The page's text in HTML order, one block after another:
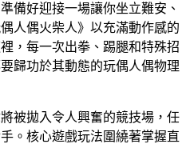
備好迎接一場讓你坐立難安、
人偶火柴人》以充滿動作感的
，每一次出拳、踢腿和特殊招
歸功於其動態的玩偶人偶物理
被拋入令人興奮的競技場，任
。核心遊戲玩法圍繞著掌握直